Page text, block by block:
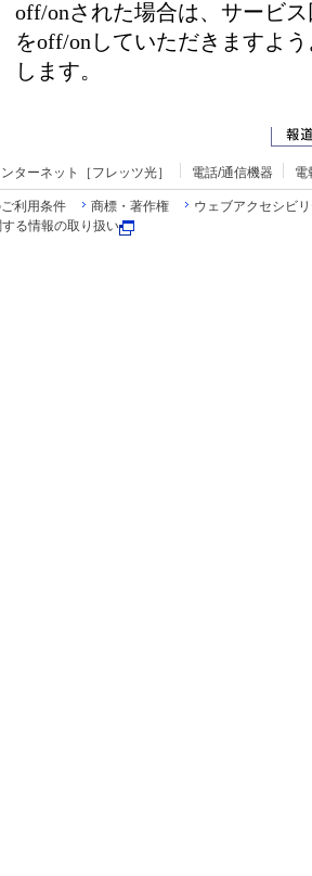
off/onされた場合は、サービ
をoff/onしていただきますよ
します。
ターネット［フレッツ光］ 電話/通信機器 電
利用条件 商標・著作権
ウェブアクセシビ
る情報の取り扱い